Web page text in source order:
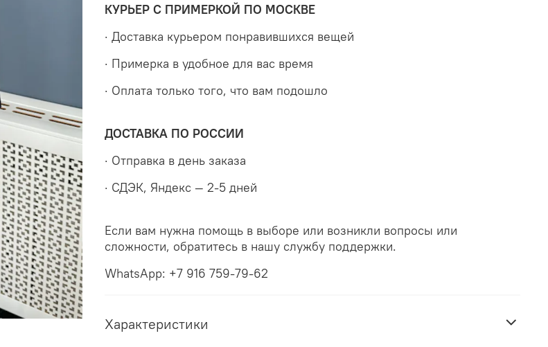
КУРЬЕР С ПРИМЕРКОЙ ПО МОСКВЕ
· Доставка курьером понравившихся вещей
· Примерка в удобное для вас время
· Оплата только того, что вам подошло
ДОСТАВКА ПО РОССИИ
· Отправка в день заказа
· СДЭК, Яндекс — 2-5 дней
Если вам нужна помощь в выборе или возникли вопросы или
сложности, обратитесь в нашу службу поддержки.
WhatsApp: +7 916 759-79-62
Характеристики